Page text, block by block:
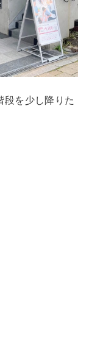
段を少し降りた